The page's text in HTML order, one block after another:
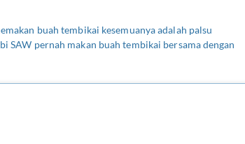
buah tembikai kesemuanya adalah palsu
SAW pernah makan buah tembikai bersama dengan